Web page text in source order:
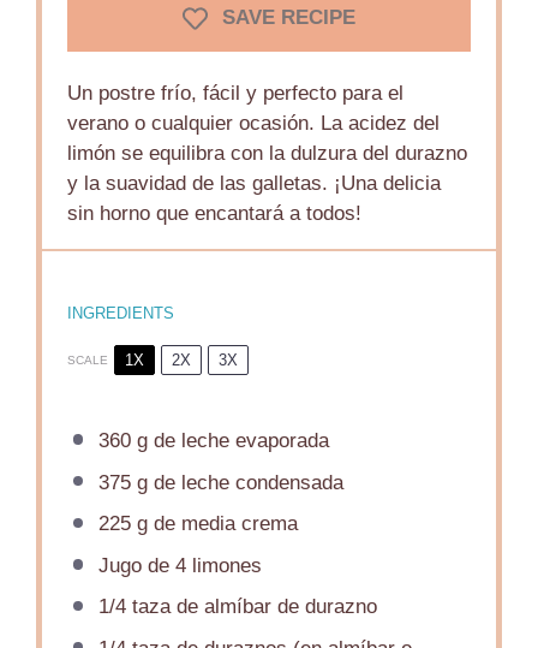
SAVE RECIPE
Un postre frío, fácil y perfecto para el
verano o cualquier ocasión. La acidez del
limón se equilibra con la dulzura del durazno
y la suavidad de las galletas. ¡Una delicia
sin horno que encantará a todos!
INGREDIENTS
SCALE 1X 2X 3X
360 gde leche evaporada
375 gde leche condensada
225 gde media crema
Jugo de 4limones
1/4taza de almíbar de durazno